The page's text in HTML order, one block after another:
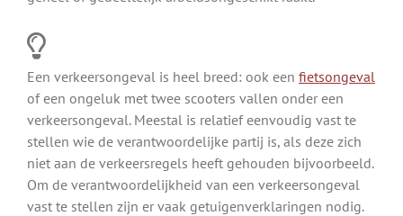
Een verkeersongeval is heel breed: ook een fietsongeval
of een ongeluk met twee scooters vallen onder een
verkeersongeval. Meestal is relatief eenvoudig vast te
stellen wie de verantwoordelijke partij is, als deze zich
niet aan de verkeersregels heeft gehouden bijvoorbeeld.
Om de verantwoordelijkheid van een verkeersongeval
vast te stellen zijn er vaak getuigenverklaringen nodig.